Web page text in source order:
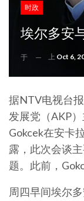
时政
埃尔多安
于 上 Oct 6,
据NTV电视台
发展党（AKP
Gokcek在安卡
露，此次会谈
题。此前，
周四早间埃尔